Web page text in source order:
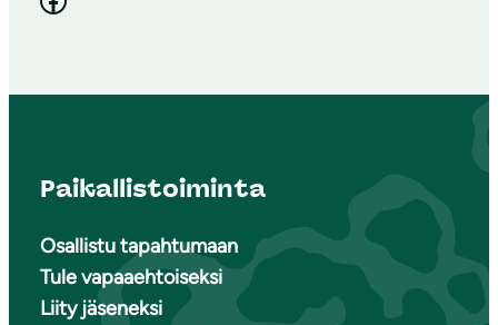
Paikallistoiminta
Osallistu tapahtumaan
Tule vapaaehtoiseksi
Liity jäseneksi